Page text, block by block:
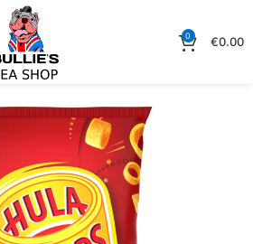
0 €0.00